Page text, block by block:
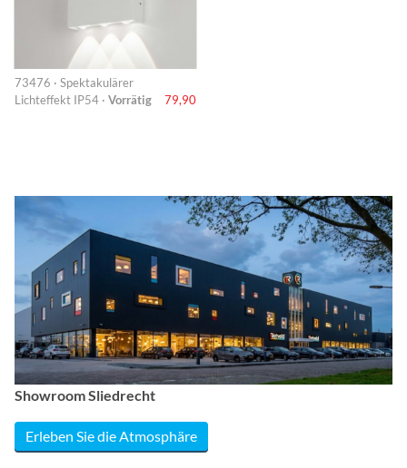
73476 · Spektakulärer
Lichteffekt IP54 · Vorrätig 79,90
Showroom Sliedrecht
Erleben Sie die Atmosphäre